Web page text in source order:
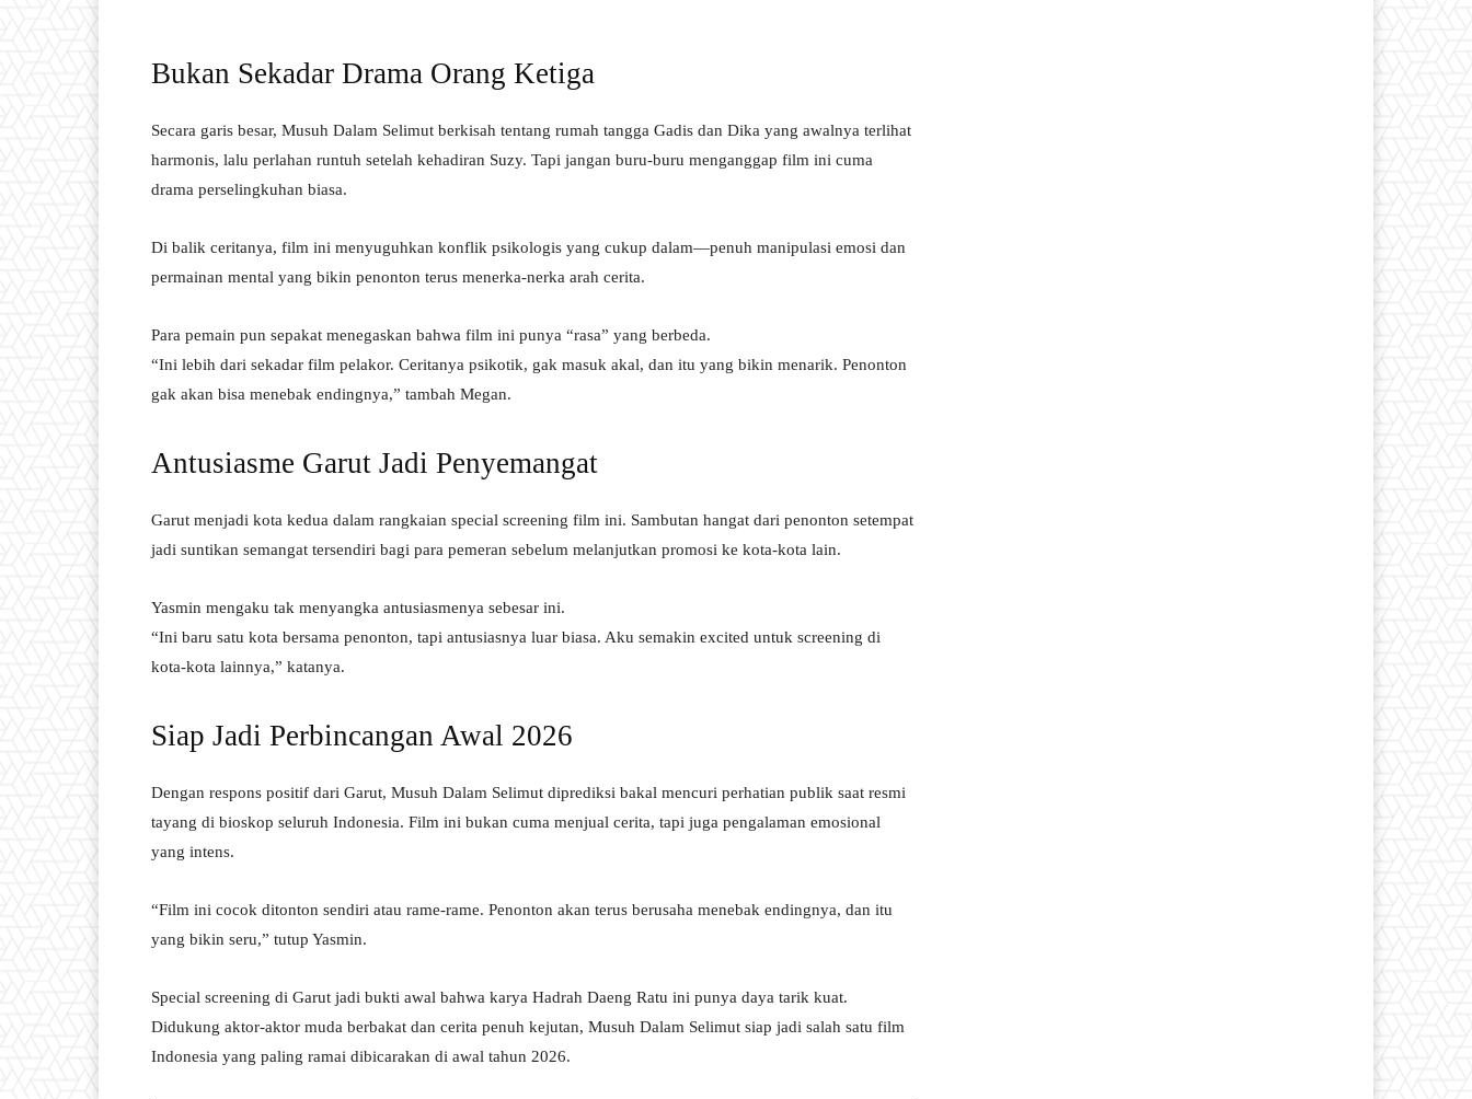
Bukan Sekadar Drama Orang Ketiga
Secara garis besar, Musuh Dalam Selimut berkisah tentang rumah tangga Gadis dan Dika yang awalnya terlihat
harmonis, lalu perlahan runtuh setelah kehadiran Suzy. Tapi jangan buru-buru menganggap film ini cuma
drama perselingkuhan biasa.
Di balik ceritanya, film ini menyuguhkan konflik psikologis yang cukup dalam—penuh manipulasi emosi dan
permainan mental yang bikin penonton terus menerka-nerka arah cerita.
Para pemain pun sepakat menegaskan bahwa film ini punya “rasa” yang berbeda.
“Ini lebih dari sekadar film pelakor. Ceritanya psikotik, gak masuk akal, dan itu yang bikin menarik. Penonton
gak akan bisa menebak endingnya,” tambah Megan.
Antusiasme Garut Jadi Penyemangat
Garut menjadi kota kedua dalam rangkaian special screening film ini. Sambutan hangat dari penonton setempat
jadi suntikan semangat tersendiri bagi para pemeran sebelum melanjutkan promosi ke kota-kota lain.
Yasmin mengaku tak menyangka antusiasmenya sebesar ini.
“Ini baru satu kota bersama penonton, tapi antusiasnya luar biasa. Aku semakin excited untuk screening di
kota-kota lainnya,” katanya.
Siap Jadi Perbincangan Awal 2026
Dengan respons positif dari Garut, Musuh Dalam Selimut diprediksi bakal mencuri perhatian publik saat resmi
tayang di bioskop seluruh Indonesia. Film ini bukan cuma menjual cerita, tapi juga pengalaman emosional
yang intens.
“Film ini cocok ditonton sendiri atau rame-rame. Penonton akan terus berusaha menebak endingnya, dan itu
yang bikin seru,” tutup Yasmin.
Special screening di Garut jadi bukti awal bahwa karya Hadrah Daeng Ratu ini punya daya tarik kuat.
Didukung aktor-aktor muda berbakat dan cerita penuh kejutan, Musuh Dalam Selimut siap jadi salah satu film
Indonesia yang paling ramai dibicarakan di awal tahun 2026.